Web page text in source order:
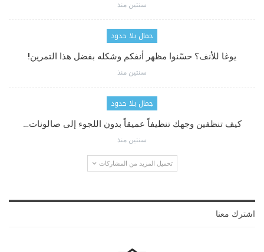
سنتين منذ
جمال بلا حدود
يوغا للأنف؟ حسّنوا مظهر أنفكم وشكله بفضل هذا التمرين!
سنتين منذ
جمال بلا حدود
كيف تنظفين وجهك تنظيفاً عميقاً بدون اللجوء إلى صالونات…
سنتين منذ
تحميل المزيد من المشاركات
اشترك معنا